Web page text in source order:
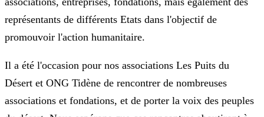
représentants de différents Etats dans l'objectif de
promouvoir l'action humanitaire.
Il a été l'occasion pour nos associations Les Puits du
Désert et ONG Tidène de rencontrer de nombreuses
associations et fondations, et de porter la voix des peuples